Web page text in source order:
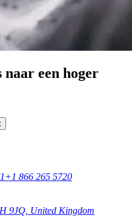
een hoger
+1 866 265 5720
9JQ, United Kingdom